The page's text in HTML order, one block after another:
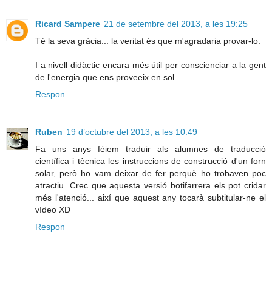
Ricard Sampere 21 de setembre del 2013, a les 19:25
Té la seva gràcia... la veritat és que m'agradaria provar-lo.
I a nivell didàctic encara més útil per conscienciar a la gent
de l'energia que ens proveeix en sol.
Respon
Ruben 19 d’octubre del 2013, a les 10:49
Fa uns anys fèiem traduir als alumnes de traducció
científica i tècnica les instruccions de construcció d'un forn
solar, però ho vam deixar de fer perquè ho trobaven poc
atractiu. Crec que aquesta versió botifarrera els pot cridar
més l'atenció... així que aquest any tocarà subtitular-ne el
vídeo XD
Respon